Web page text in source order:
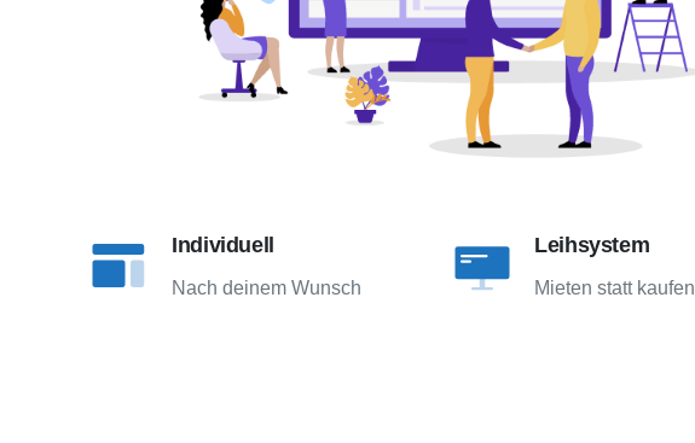
Individuell
Nach deinem Wunsch
Leihsystem
Mieten statt kaufen